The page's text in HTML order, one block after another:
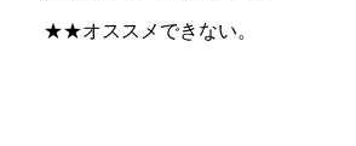
★★オススメできない。